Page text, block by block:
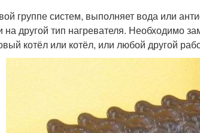
группе систем, выполняет вода или
другой тип нагревателя. Необходимо
котёл или котёл, или любой другой